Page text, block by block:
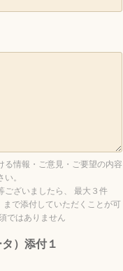
る情報・ご意見・ご要望の内容
。
ございましたら、 最大３件
まで添付していただくことが可
ではありません
）添付１